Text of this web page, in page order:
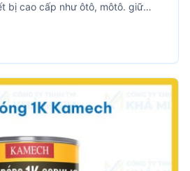
bị cao cấp như ôtô, môtô. giữ
thể.